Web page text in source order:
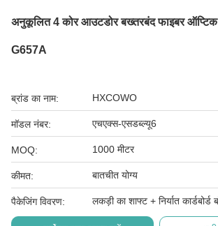
अनुकूलित 4 कोर आउटडोर बख्तरबंद फाइबर
G657A
ब्रांड का नाम: HXCOWO
मॉडल नंबर: एचएक्स-एसडब्ल्यू6
MOQ: 1000 मीटर
कीमत: बातचीत योग्य
पैकेजिंग विवरण: लकड़ी का शाफ्ट + निर्यात कार्डबोर्ड